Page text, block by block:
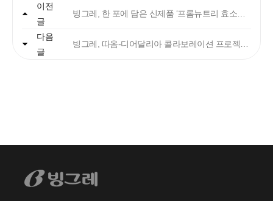
빙그레
겠습니다.
이전
글
빙그레, 한 포에 담은 신제품 ‘프롬뉴트리 효소와 식이섬유 플러스 알파CD’ 출시
다음
글
빙그레, 따옴-디어달리아 콜라보레이션 프로젝트 진행